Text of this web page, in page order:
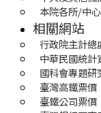
本院各所/中
相關網站
行政院主計總
中華民國統計
國科會專題研
臺灣高鐵票價
臺鐵公司票價